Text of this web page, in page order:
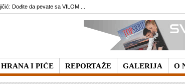
HRANA I PIĆE REPORTAŽE GALERIJA O
Dođite da pevate sa VILOM ...